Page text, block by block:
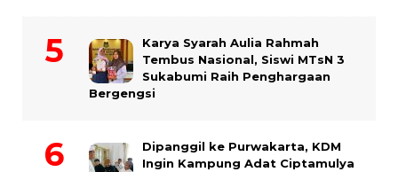
Karya Syarah Aulia Rahmah
Tembus Nasional, Siswi MTsN 3
Sukabumi Raih Penghargaan
Bergengsi
Dipanggil ke Purwakarta, KDM
Ingin Kampung Adat Ciptamulya